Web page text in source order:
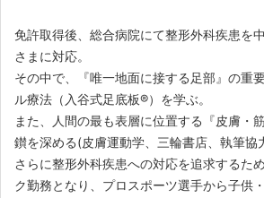
免許取得後、総合病院にて整形外科疾患を
さまに対応。
その中で、『唯一地面に接する足部』の重
ル療法（入谷式足底板®）を学ぶ。
また、人間の最も表層に位置する『皮膚・
鑚を深める(皮膚運動学、三輪書店、執筆協
さらに整形外科疾患への対応を追求するた
ク勤務となり、プロスポーツ選手から子供